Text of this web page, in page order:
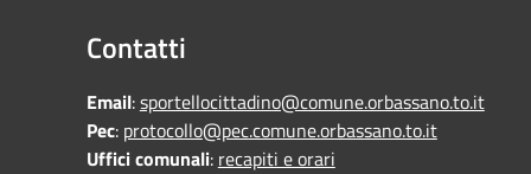
Contatti
Email:sportellocittadino@comune.orbassano.to.it
Pec: protocollo@pec.comune.orbassano.to.it
Uffici comunali: recapiti e orari